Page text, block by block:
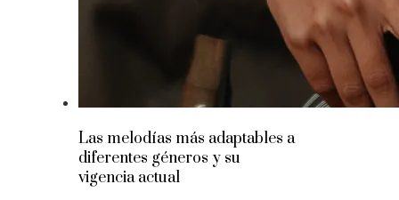
Las melodías más adaptables a
diferentes géneros y su
vigencia actual